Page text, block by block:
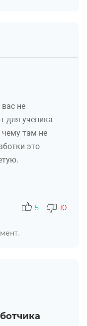
не
для ученика
чему там не
это
10
5